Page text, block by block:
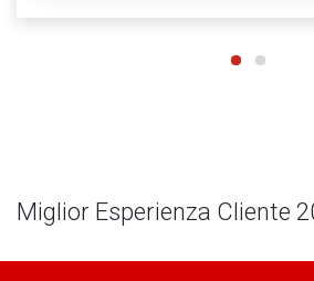
Miglior Esperienza Cliente